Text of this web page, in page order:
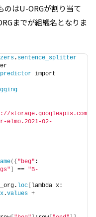
のはU-ORGが割り当て
までが組織名となりま
. sentence_splitter
predictor import
storage.googleapis.com
elmo.2021-02-
({"beg" :
] == "B-
loc [lambda x:
.values